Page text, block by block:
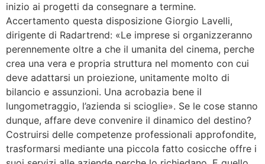
inizio ai progetti da consegnare a termine.
Accertamento questa disposizione Giorgio Lavelli,
dirigente di Radartrend: «Le imprese si organizzeranno
perennemente oltre a che il umanita del cinema, perche
crea una vera e propria struttura nel momento con cui
deve adattarsi un proiezione, unitamente molto di
bilancio e assunzioni. Una acrobazia bene il
lungometraggio, l’azienda si scioglie». Se le cose stanno
dunque, affare deve convenire il dinamico del destino?
Costruirsi delle competenze professionali approfondite,
trasformarsi mediante una piccola fatto cosicche offre i